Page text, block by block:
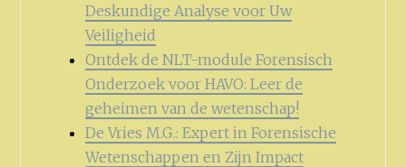
Deskundige Analyse voor Uw
Veiligheid
Ontdek de NLT-module Forensisch
Onderzoek voor HAVO: Leer de
geheimen van de wetenschap!
De Vries M.G.: Expert in Forensische
Wetenschappen en Zijn Impact